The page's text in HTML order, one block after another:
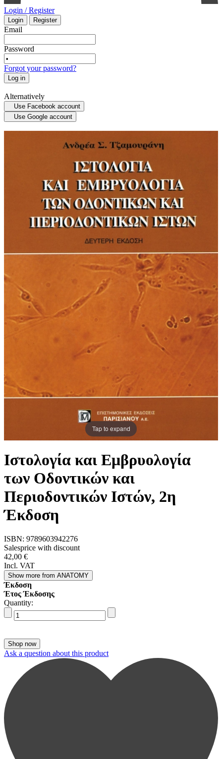
INTENSIVE CARE - EMERGENCY MEDICINE
MYCOLOGY
STATISTICS
MEDICAL MAPS
HISTORY OF MEDICINE - ANTHROPOLOGY
Login / Register
Login Register
Email
Password
Forgot your password?
Log in
Alternatively
Use Facebook account
Use Google account
Tap to expand
Ιστολογία και Εμβρυολογία
των Οδοντικών και
Περιοδοντικών Ιστών, 2η
Έκδοση
ISBN: 9789603942276
Salesprice with discount
42,00 €
Incl. VAT
Show more from ANATOMY
Έκδοση
Έτος Έκδοσης
Quantity:
Ask a question about this product